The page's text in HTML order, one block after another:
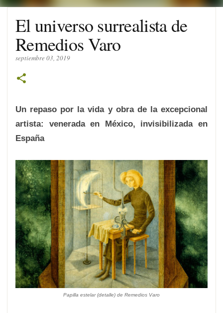
El universo surrealista de
Remedios Varo
septiembre 03, 2019
Un repaso por la vida y obra de la excepcional
artista: venerada en México, invisibilizada en
España
Papilla estelar(detalle) de Remedios Varo